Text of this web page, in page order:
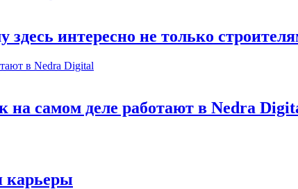
интересно не только
самом деле работают в Nedra
карьеры